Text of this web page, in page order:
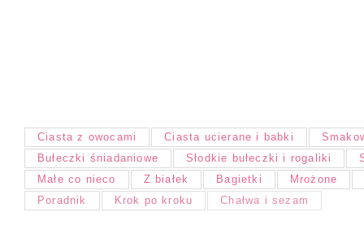
Ciasta z owocami Ciasta ucierane i babki
Bułeczki śniadaniowe
Słodkie bułeczki i rogaliki
Małe co nieco
Z białek Bagietki
Mrożone
Poradnik
Krok po kroku Chałwa i sezam